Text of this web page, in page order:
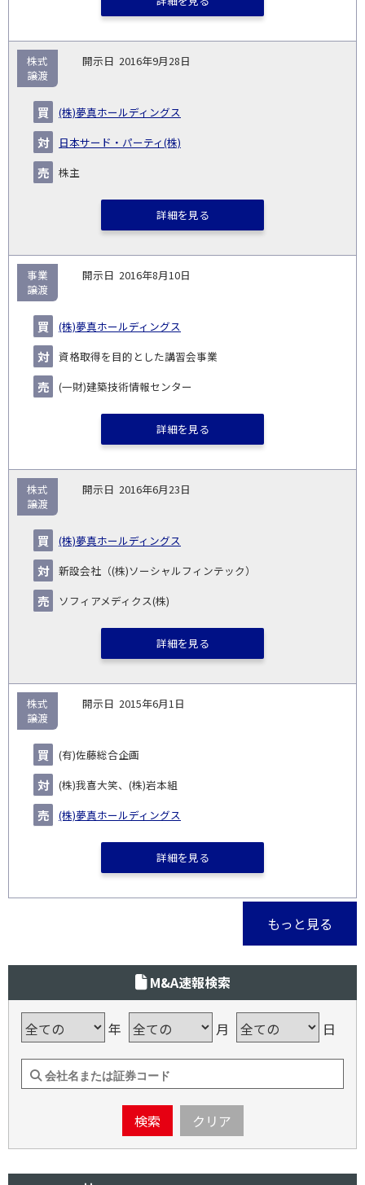
2016年9月28日
(株)夢真ホールディングス
日本サード・パーティ(株)
株主
株式
譲渡
詳細を見る
2016年8月10日
(株)夢真ホールディングス
資格取得を目的とした講習会事業
(一財)建築技術情報センター
事業
譲渡
詳細を見る
2016年6月23日
(株)夢真ホールディングス
新設会社（(株)ソーシャルフィンテック）
ソフィアメディクス(株)
株式
譲渡
詳細を見る
2015年6月1日
(有)佐藤総合企画
(株)我喜大笑、(株)岩本組
(株)夢真ホールディングス
株式
譲渡
詳細を見る
もっと見る
M&A速報検索
年 月 日
検索 クリア